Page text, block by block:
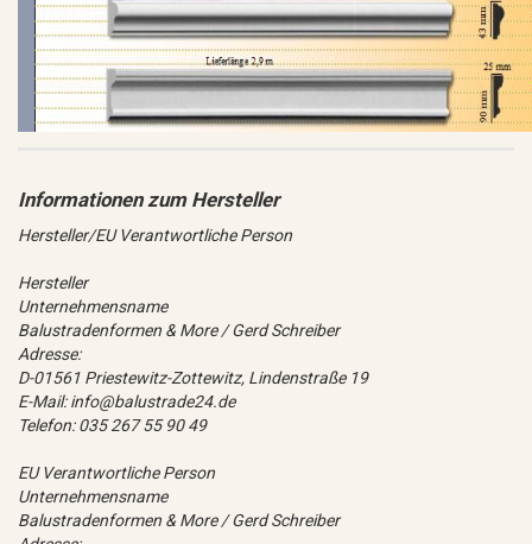
Hersteller/EU Verantwortliche Person
Hersteller
Unternehmensname
Balustradenformen & More / Gerd Schreiber
Adresse:
D-01561 Priestewitz-Zottewitz, Lindenstraße 19
E-Mail: info@balustrade24.de
Telefon: 035 267 55 90 49
EU Verantwortliche Person
Unternehmensname
Balustradenformen & More / Gerd Schreiber